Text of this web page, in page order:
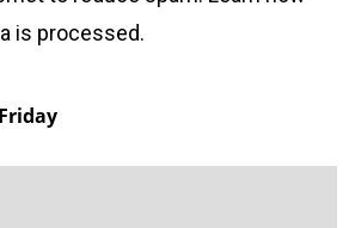
is processed.